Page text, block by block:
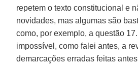
repetem o texto constitucional e
novidades, mas algumas são
como, por exemplo, a questão
impossível, como falei antes, a
demarcações erradas feitas